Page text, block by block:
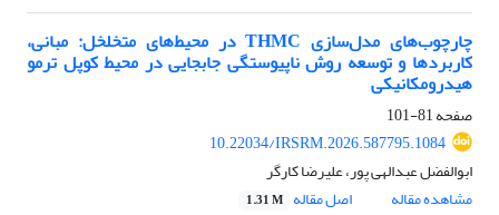
چارچوب‌های مدل‌سازی THMC در محیط‌های متخلخل: مبانی،
کاربردها و توسعه روش ناپیوستگی جابجایی در محیط کوپل ترمو
هیدرومکانیکی
صفحه81-101
10.22034/IRSRM.2026.587795.1084
ابوالفضل عبدالهی پور، علیرضا کارگر
مشاهده مقاله
اصل مقاله 1.31 M